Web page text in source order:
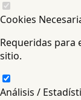
Cookies
Requeridas para
sitio.
Análisis /